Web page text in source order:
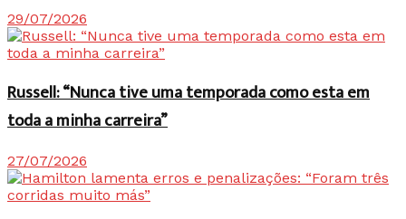
29/07/2026
Russell: “Nunca tive uma temporada como esta em
toda a minha carreira”
27/07/2026